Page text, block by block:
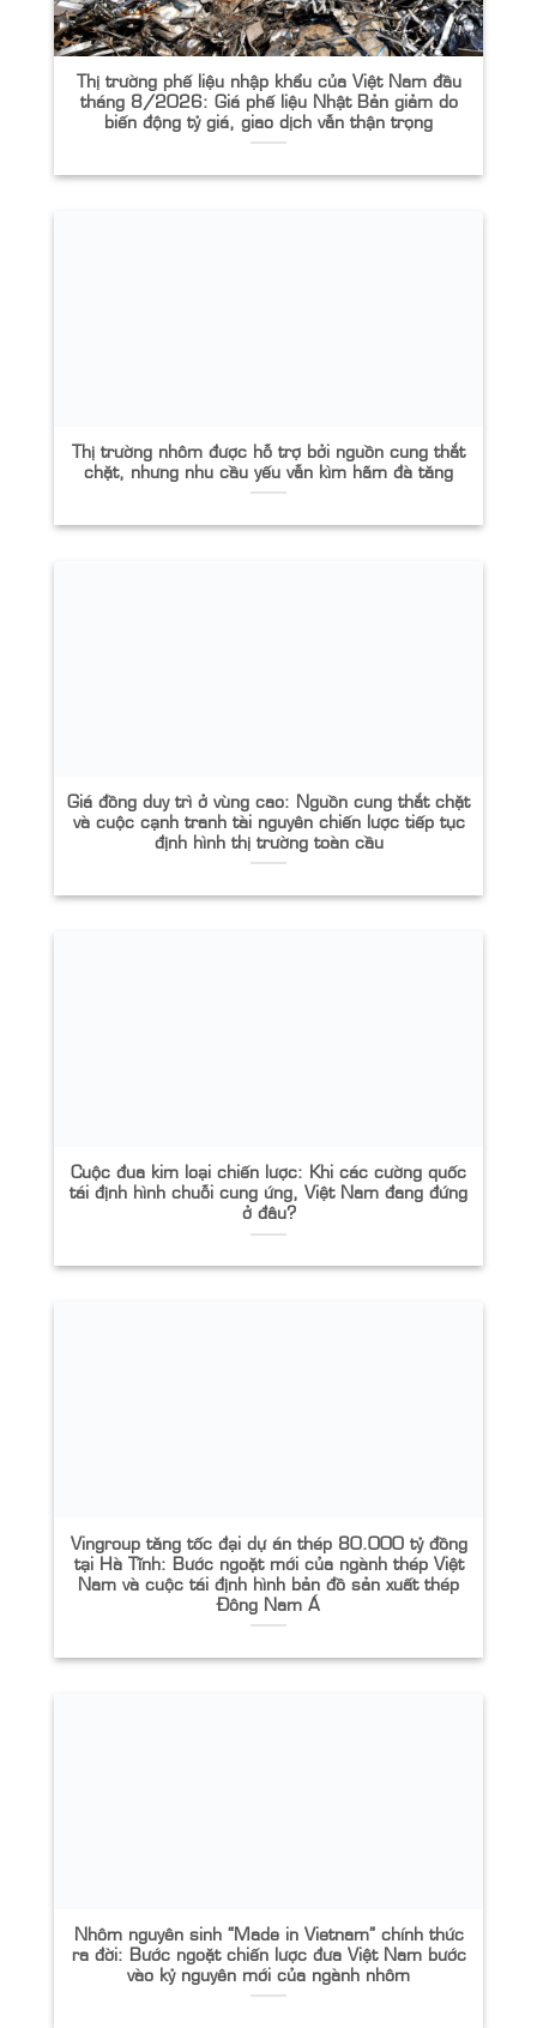
Thị trường phế liệu nhập khẩu của Việt Nam đầu
tháng 8/2026: Giá phế liệu Nhật Bản giảm do
biến động tỷ giá, giao dịch vẫn thận trọng
Thị trường nhôm được hỗ trợ bởi nguồn cung thắt
chặt, nhưng nhu cầu yếu vẫn kìm hãm đà tăng
Giá đồng duy trì ở vùng cao: Nguồn cung thắt chặt
và cuộc cạnh tranh tài nguyên chiến lược tiếp tục
định hình thị trường toàn cầu
Cuộc đua kim loại chiến lược: Khi các cường quốc
tái định hình chuỗi cung ứng, Việt Nam đang đứng
ở đâu?
Vingroup tăng tốc đại dự án thép 80.000 tỷ đồng
tại Hà Tĩnh: Bước ngoặt mới của ngành thép Việt
Nam và cuộc tái định hình bản đồ sản xuất thép
Đông Nam Á
Nhôm nguyên sinh “Made in Vietnam” chính thức
ra đời: Bước ngoặt chiến lược đưa Việt Nam bước
vào kỷ nguyên mới của ngành nhôm